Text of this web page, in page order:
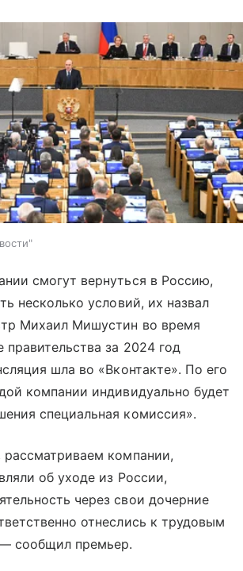
смогут вернуться в Россию,
несколько условий, их назвал
Михаил Мишустин во время
правительства за 2024 год
шла во «Вконтакте». По его
компании индивидуально будет
специальная комиссия».
компании,
об уходе из России,
через свои дочерние
отнеслись к трудовым
сообщил премьер.